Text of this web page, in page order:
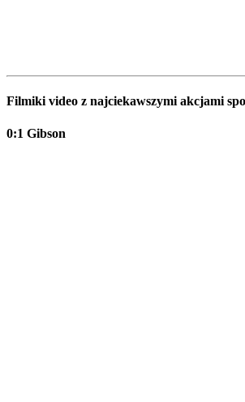
Filmiki video z najciekawszymi akcjami
0:1 Gibson